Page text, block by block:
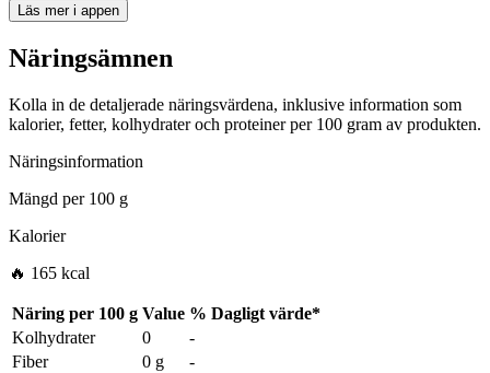
Läs mer i appen
Näringsämnen
Kolla in de detaljerade näringsvärdena, inklusive information som
kalorier, fetter, kolhydrater och proteiner per 100 gram av produkten.
Näringsinformation
Mängd per100 g
Kalorier
🔥 165 kcal
Näring per 100 g Value % Dagligt värde*
Kolhydrater
0
-
Fiber
0 g
-